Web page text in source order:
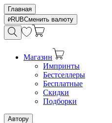
Главная
RUBСменить валюту
Магазин
Импринты
Бестселлеры
Бесплатные
Скидки
Подборки
Автору